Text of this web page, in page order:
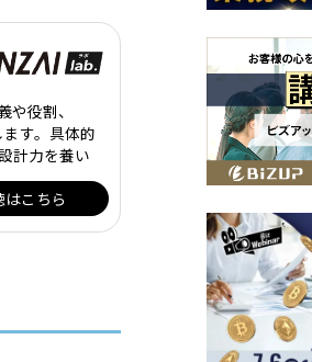
役割、
す。具体的
計力を養い
こちら